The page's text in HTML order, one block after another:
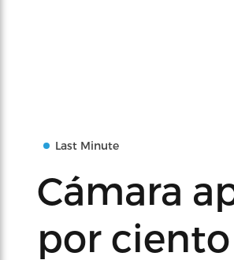
Last Minute
Cámara
por